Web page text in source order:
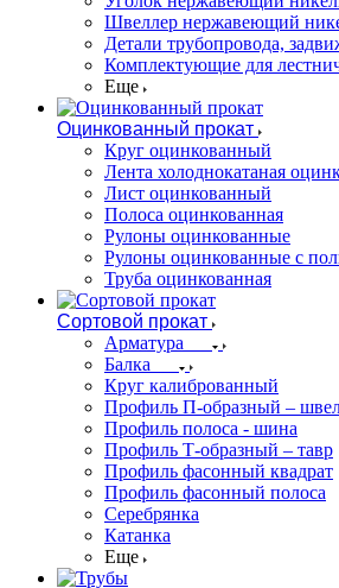
Швеллер нержавеющий
Детали трубопровода,
Комплектующие для
Еще
Оцинкованный прокат
Круг оцинкованный
Лента холоднокатаная
Лист оцинкованный
Полоса оцинкованная
Рулоны оцинкованные
Рулоны оцинкованные с
Труба оцинкованная
Сортовой прокат
Арматура
Балка
Круг калиброванный
Профиль П-образный –
Профиль полоса - шина
Профиль Т-образный – тавр
Профиль фасонный квадрат
Профиль фасонный полоса
Серебрянка
Катанка
Еще